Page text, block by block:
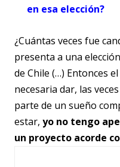
en esa elección?
¿Cuántas veces fue
presenta a una
de Chile (…) Entonces
necesaria dar, las
parte de un sueño
estar, yo no tengo
un proyecto acorde